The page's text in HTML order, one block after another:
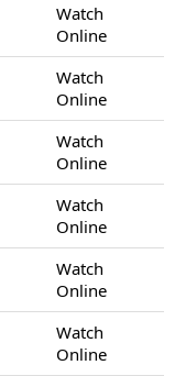
Watch
Online
Watch
Online
Watch
Online
Watch
Online
Watch
Online
Watch
Online